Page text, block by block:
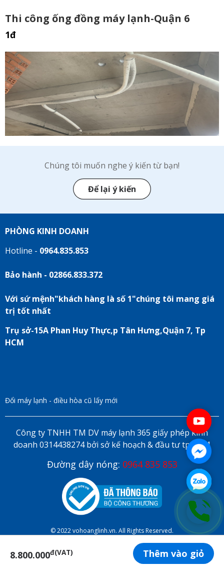
8.800.000đ(VAT) Thêm vào giỏ
Thi công ống đồng máy lạnh-Quận 6
1đ
Chúng tôi muốn nghe ý kiến từ bạn!
Để lại ý kiến
PHÒNG KINH DOANH
Hotline - 0964.835.853
Bảo hành - 02866.833.372
Với sứ mệnh"khách hàng là số 1"chúng tôi mang giá
trị tốt nhất
Trụ sở-15A Phan Huy Thực,p Tân Hưng,Quận 7, Tp
HCM
Đổi máy lạnh - điều hòa cũ lấy mới
Công ty TNHH TM DV máy lạnh 365 giấy phép kinh
doanh 0314438274 bởi sở kế hoạch & đầu tư tp HCM
Đường dây nóng: 0964 835 853
© 2022 vohoanglinh.vn. All Rights Reserved.
ĐẶT LỊCH HẸN ONLINE